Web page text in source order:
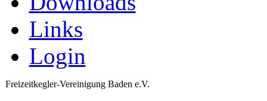
Links
Login
Freizeitkegler-Vereinigung Baden e.V.